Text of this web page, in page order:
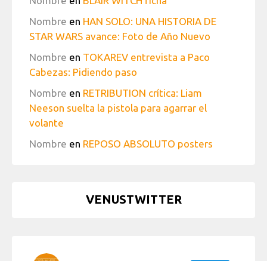
Nombre en HAN SOLO: UNA HISTORIA DE
STAR WARS avance: Foto de Año Nuevo
Nombre en TOKAREV entrevista a Paco
Cabezas: Pidiendo paso
Nombre en RETRIBUTION crítica: Liam
Neeson suelta la pistola para agarrar el
volante
Nombre en REPOSO ABSOLUTO posters
VENUSTWITTER